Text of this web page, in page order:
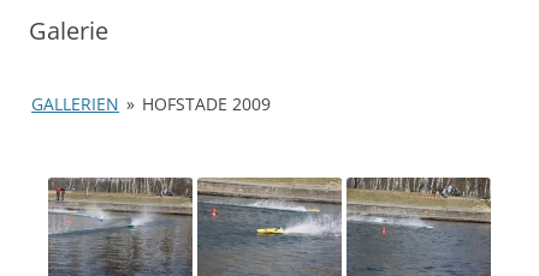
Galerie
GALLERIEN » HOFSTADE 2009